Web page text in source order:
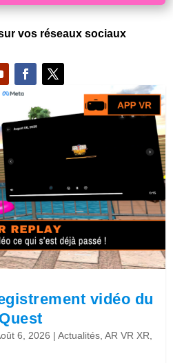
vos réseaux sociaux
vidéo du
6, 2026 |Actualités,AR VR XR,